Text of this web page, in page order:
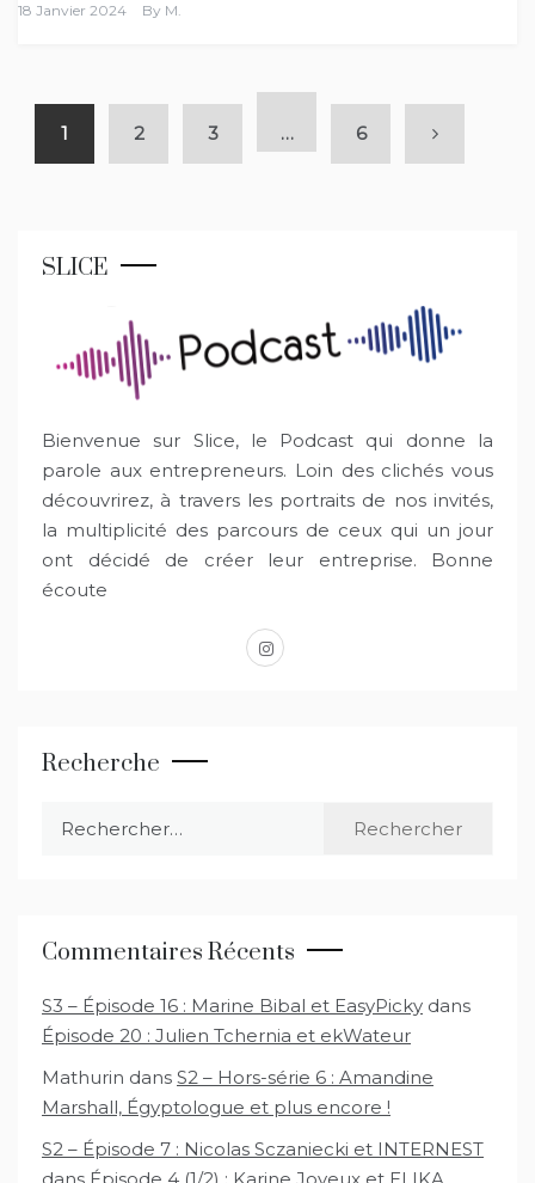
18 Janvier 2024 By M.
1 2 3 … 6
SLICE
Bienvenue sur Slice, le Podcast qui donne la
parole aux entrepreneurs. Loin des clichés vous
découvrirez, à travers les portraits de nos invités,
la multiplicité des parcours de ceux qui un jour
ont décidé de créer leur entreprise. Bonne
écoute
instagram
Recherche
Commentaires Récents
S3 – Épisode 16 : Marine Bibal et EasyPicky dans
Épisode 20 : Julien Tchernia et ekWateur
Mathurin dans S2 – Hors-série 6 : Amandine
Marshall, Égyptologue et plus encore !
S2 – Épisode 7 : Nicolas Sczaniecki et INTERNEST